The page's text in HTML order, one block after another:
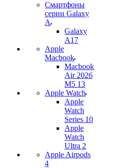
Смартфоны
серии Galaxy
A
Galaxy
A17
Apple
Macbook
Macbook
Air 2026
M5 13
Apple Watch
Apple
Watch
Series 10
Apple
Watch
Ultra 2
Apple Airpods
4